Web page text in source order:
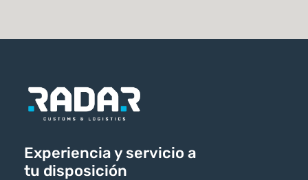
Experiencia y servicio a
tu disposición